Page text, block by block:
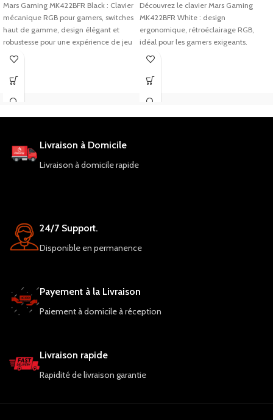
Mars Gaming MK422BFR Black : Clavier
mécanique RGB pour gamers, switches
haut de gamme, design élégant et
robustesse pour une expérience de jeu
ultime.
Découvrez le clavier Mars Gaming
MK422BFR White : design
ergonomique, rétroéclairage RGB,
idéal pour les gamers exigeants.
Commandez-le dès maintenant !
Livraison à Domicile
Livraison à domicile rapide
24/7 Support.
Disponible en permanence
Payement à la Livraison
Paiement à domicile à réception
Livraison rapide
Rapidité de livraison garantie